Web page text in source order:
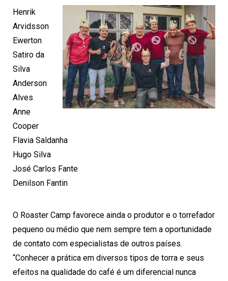
Henrik
Arvidsson
Ewerton
Satiro da
Silva
Anderson
Alves
Anne
Cooper
Flavia Saldanha
Hugo Silva
José Carlos Fante
Denilson Fantin
O Roaster Camp favorece ainda o produtor e o torrefador
pequeno ou médio que nem sempre tem a oportunidade
de contato com especialistas de outros países.
“Conhecer a prática em diversos tipos de torra e seus
efeitos na qualidade do café é um diferencial nunca